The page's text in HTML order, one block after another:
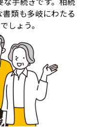
類も多岐にわたる
しょう。